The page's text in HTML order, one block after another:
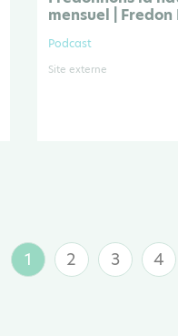
mensuel | Fredon
Podcast
Site externe
Page
1 Page
2 Page
3 4